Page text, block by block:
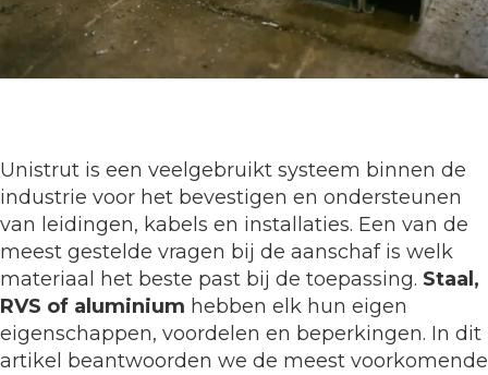
Unistrut is een veelgebruikt systeem binnen de
industrie voor het bevestigen en ondersteunen
van leidingen, kabels en installaties. Een van de
meest gestelde vragen bij de aanschaf is welk
materiaal het beste past bij de toepassing. Staal,
RVS of aluminium hebben elk hun eigen
eigenschappen, voordelen en beperkingen. In dit
artikel beantwoorden we de meest voorkomende